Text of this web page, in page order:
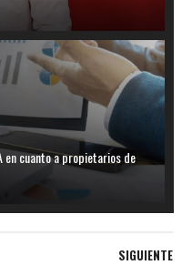
en cuanto a propietarios de
SIGUIENTE